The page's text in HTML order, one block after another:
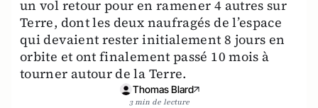
un vol retour pour en ramener 4 autres sur
Terre, dont les deux naufragés de l’espace
qui devaient rester initialement 8 jours en
orbite et ont finalement passé 10 mois à
tourner autour de la Terre.
Thomas Blard
3 min de lecture